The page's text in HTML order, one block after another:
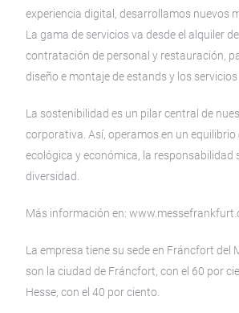
experiencia digital, desarrollamos nuevos
La gama de servicios va desde el alquiler
contratación de personal y restauración,
diseño e montaje de estands y los servicios
La sostenibilidad es un pilar central de
corporativa. Así, operamos en un equilibrio
ecológica y económica, la responsabilidad
diversidad.
Más información en:
La empresa tiene su sede en Fráncfort del
son la ciudad de Fráncfort, con el 60 por
Hesse, con el 40 por ciento.